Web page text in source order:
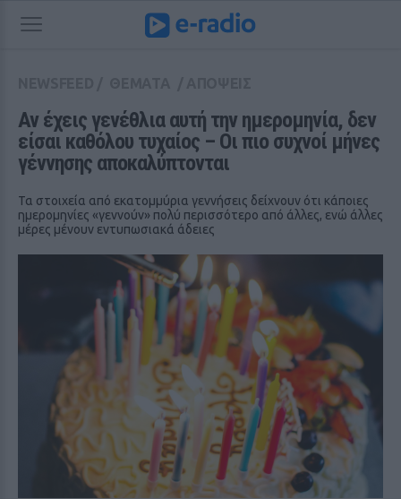
Αν έχεις γενέθλια αυτή την ημερομηνία, δεν
είσαι καθόλου τυχαίος – Οι πιο συχνοί μήνες
γέννησης αποκαλύπτονται
Τα στοιχεία από εκατομμύρια γεννήσεις δείχνουν ότι κάποιες
ημερομηνίες «γεννούν» πολύ περισσότερο από άλλες, ενώ άλλες
μέρες μένουν εντυπωσιακά άδειες